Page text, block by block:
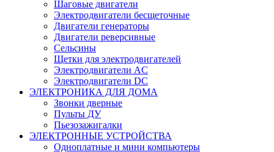
Шаговые двигатели
Электродвигатели бесщеточные
Двигатели генераторы
Двигатели реверсивные
Сельсины
Щетки для электродвигателей
Электродвигатели AC
Электродвигатели DC
ЭЛЕКТРОНИКА ДЛЯ ДОМА
Звонки дверные
Пульты ДУ
Пьезозажигалки
ЭЛЕКТРОННЫЕ УСТРОЙСТВА
Одноплатные и мини компьютеры